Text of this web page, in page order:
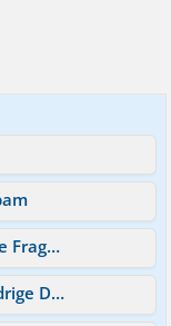
Diazepam Dosierung und allgemeine Fragen
Diazepam und Tavor absetzen - niedrige Dosierung 1 Jahr